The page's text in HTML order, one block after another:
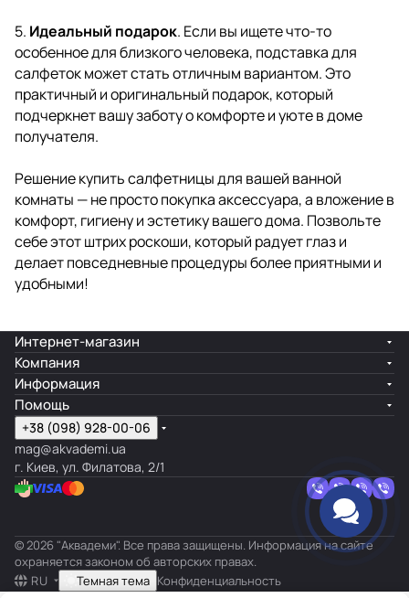
5. Идеальный подарок. Если вы ищете что-то
особенное для близкого человека, подставка для
салфеток может стать отличным вариантом. Это
практичный и оригинальный подарок, который
подчеркнет вашу заботу о комфорте и уюте в доме
получателя.
Решение купить салфетницы для вашей ванной
комнаты — не просто покупка аксессуара, а вложение в
комфорт, гигиену и эстетику вашего дома. Позвольте
себе этот штрих роскоши, который радует глаз и
делает повседневные процедуры более приятными и
удобными!
Интернет-магазин
Компания
Информация
Помощь
+38 (098) 928-00-06
mag@akvademi.ua
г. Киев, ул. Филатова, 2/1
© 2026 "Аквадеми". Все права защищены. Информация на сайте
охраняется законом об авторских правах.
RU
Темная тема Конфиденциальность